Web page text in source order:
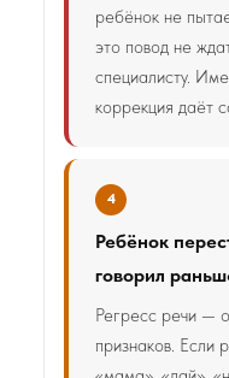
ребёнок не
это повод не
специалисту.
коррекция даёт
4
Ребёнок
говорил
Регресс речи —
признаков. Если